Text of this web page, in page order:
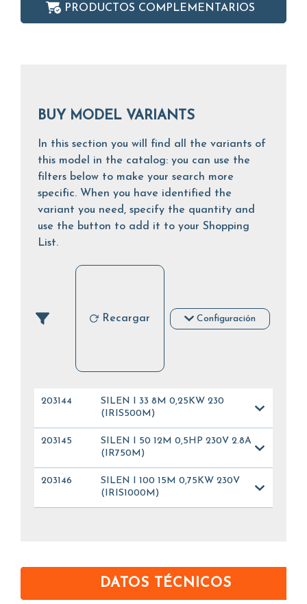
PRODUCTOS COMPLEMENTARIOS
BUY MODEL VARIANTS
In this section you will find all the variants of
this model in the catalog: you can use the
filters below to make your search more
specific. When you have identified the
variant you need, specify the quantity and
use the button to add it to your Shopping
List.
Recargar Configuración
203144
SILEN I 33 8M 0,25KW 230
(IRIS500M)
203145
SILEN I 50 12M 0,5HP 230V 2.8A
(IR750M)
203146
SILEN I 100 15M 0,75KW 230V
(IRIS1000M)
DATOS TÉCNICOS